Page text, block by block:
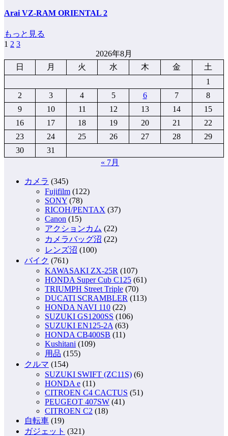
Arai VZ-RAM ORIENTAL 2
もっと見る
投
稿
の
ジ
送
り
1 2 3
2026年8月
日
月 火 水 木 金
土
1
2
3 4 5 6 7
8
9
10 11 12 13 14
15
16
17 18 19 20 21
22
23
24 25 26 27 28
29
30
31
« 7月
カメラ (345)
Fujifilm (122)
SONY (78)
RICOH/PENTAX (37)
Canon (15)
アクションカム (22)
カメラバッグ沼 (22)
レンズ沼 (100)
バイク (761)
KAWASAKI ZX-25R (107)
HONDA Super Cub C125 (61)
TRIUMPH Street Triple (70)
DUCATI SCRAMBLER (113)
HONDA NAVI 110 (22)
SUZUKI GS1200SS (106)
SUZUKI EN125-2A (63)
HONDA CB400SB (11)
Kushitani (109)
用品 (155)
クルマ (154)
SUZUKI SWIFT (ZC11S) (6)
HONDA e (11)
CITROEN C4 CACTUS (51)
PEUGEOT 407SW (41)
CITROEN C2 (18)
自転車 (19)
ガジェット (321)